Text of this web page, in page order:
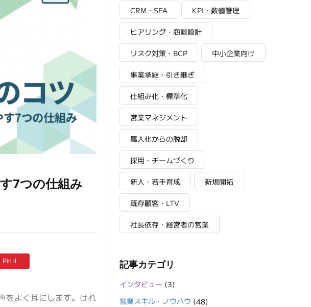
7つの仕組み
Pin it
をよく耳にします。けれ
CRM・SFA KPI・数値管理
ヒアリング・商談設計
リスク対策・BCP 中小企業向け
事業承継・引き継ぎ
仕組み化・標準化
営業マネジメント
属人化からの脱却
採用・チームづくり
新人・若手育成 新規開拓
既存顧客・LTV
社長依存・経営者の営業
記事カテゴリ
インタビュー (3)
営業スキル・ノウハウ (48)